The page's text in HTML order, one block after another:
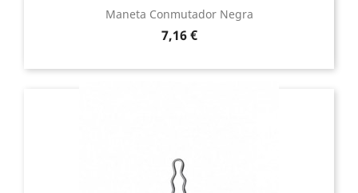
Maneta Conmutador Negra
Precio
7,16 €